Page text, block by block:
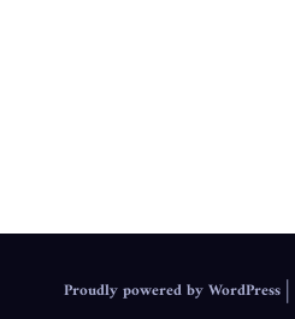
Proudly powered by WordPress |